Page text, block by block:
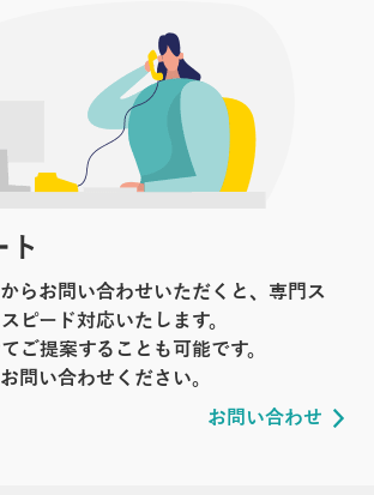
ト
らお問い合わせいただくと、専門ス
ピード対応いたします。
ご提案することも可能です。
問い合わせください。
お問い合わせ